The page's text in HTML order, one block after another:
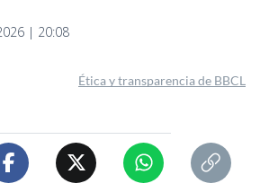
| 20:08
Ética y transparencia de BBCL